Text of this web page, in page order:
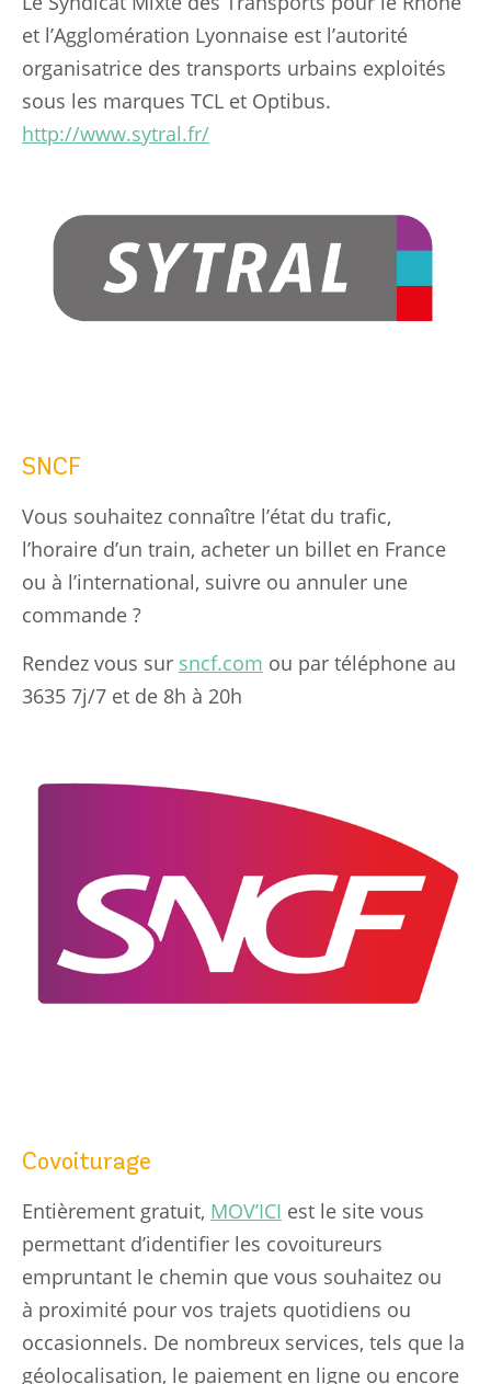
et l’Agglomération Lyonnaise est l’autorité
organisatrice des transports urbains exploités
sous les marques TCL et Optibus.
http://www.sytral.fr/
SNCF
Vous souhaitez connaître l’état du trafic,
l’horaire d’un train, acheter un billet en France
ou à l’international, suivre ou annuler une
commande ?
Rendez vous sur sncf.com ou par téléphone au
3635 7j/7 et de 8h à 20h
Covoiturage
Entièrement gratuit, MOV’ICI est le site vous
permettant d’identifier les covoitureurs
empruntant le chemin que vous souhaitez ou
à proximité pour vos trajets quotidiens ou
occasionnels. De nombreux services, tels que la
géolocalisation, le paiement en ligne ou encore